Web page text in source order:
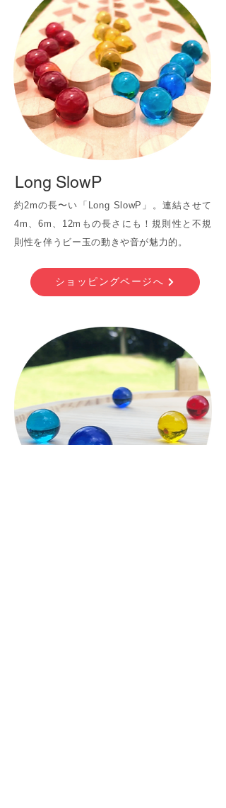
Long SlowP
約2mの長〜い「Long SlowP」。連結させて
4m、6m、12mもの長さにも！規則性と不規
則性を伴うビー玉の動きや音が魅力的。
ショッピングページへ